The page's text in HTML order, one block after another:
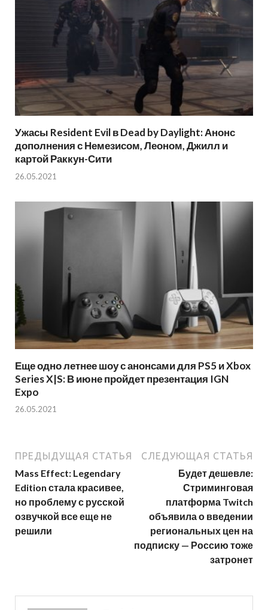
Ужасы Resident Evil в Dead by Daylight: Анонс
дополнения с Немезисом, Леоном, Джилл и
картой Раккун-Сити
26.05.2021
Еще одно летнее шоу с анонсами для PS5 и Xbox
Series X|S: В июне пройдет презентация IGN
Expo
26.05.2021
ПРЕДЫДУЩАЯ СТАТЬЯ
Mass Effect: Legendary
Edition стала красивее,
но проблему с русской
озвучкой все еще не
решили
СЛЕДУЮЩАЯ СТАТЬЯ
Будет дешевле:
Стриминговая
платформа Twitch
объявила о введении
региональных цен на
подписку — Россию тоже
затронет